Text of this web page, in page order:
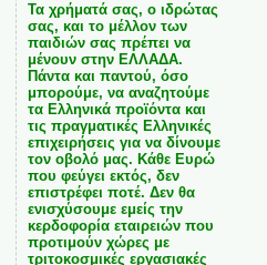
Τα χρήματά σας, ο ιδρώτας
σας, και το μέλλον των
παιδιών σας πρέπει να
μένουν στην ΕΛΛΑΔΑ.
Πάντα και παντού, όσο
μπορούμε, να αναζητούμε
τα Ελληνικά προϊόντα και
τις πραγματικές Ελληνικές
επιχειρήσεις για να δίνουμε
τον οβολό μας. Κάθε Ευρώ
που φεύγει εκτός, δεν
επιστρέφει ποτέ. Δεν θα
ενισχύσουμε εμείς την
κερδοφορία εταιρειών που
προτιμούν χώρες με
τριτοκοσμικές εργασιακές